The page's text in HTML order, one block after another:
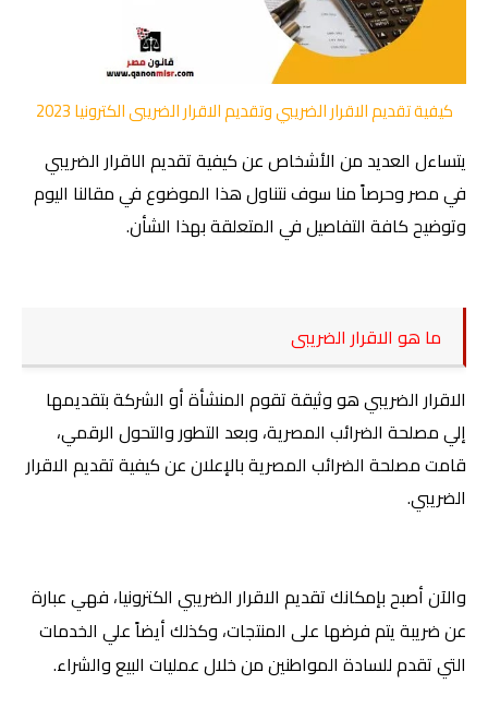
كيفية تقديم الاقرار الضريبي وتقديم الاقرار الضريبى الكترونيا 2023
يتساءل العديد من الأشخاص عن كيفية تقديم الاقرار الضريبي
في مصر وحرصاً منا سوف نتناول هذا الموضوع في مقالنا اليوم
وتوضيح كافة التفاصيل في المتعلقة بهذا الشأن.
ما هو الاقرار الضريبى
الاقرار الضريبي هو وثيقة تقوم المنشأة أو الشركة بتقديمها
إلي مصلحة الضرائب المصرية، وبعد التطور والتحول الرقمي،
قامت مصلحة الضرائب المصرية بالإعلان عن كيفية تقديم الاقرار
الضريبي.
والآن أصبح بإمكانك تقديم الاقرار الضريبي الكترونيا، فهي عبارة
عن ضريبة يتم فرضها على المنتجات، وكذلك أيضاً علي الخدمات
التي تقدم للسادة المواطنين من خلال عمليات البيع والشراء.